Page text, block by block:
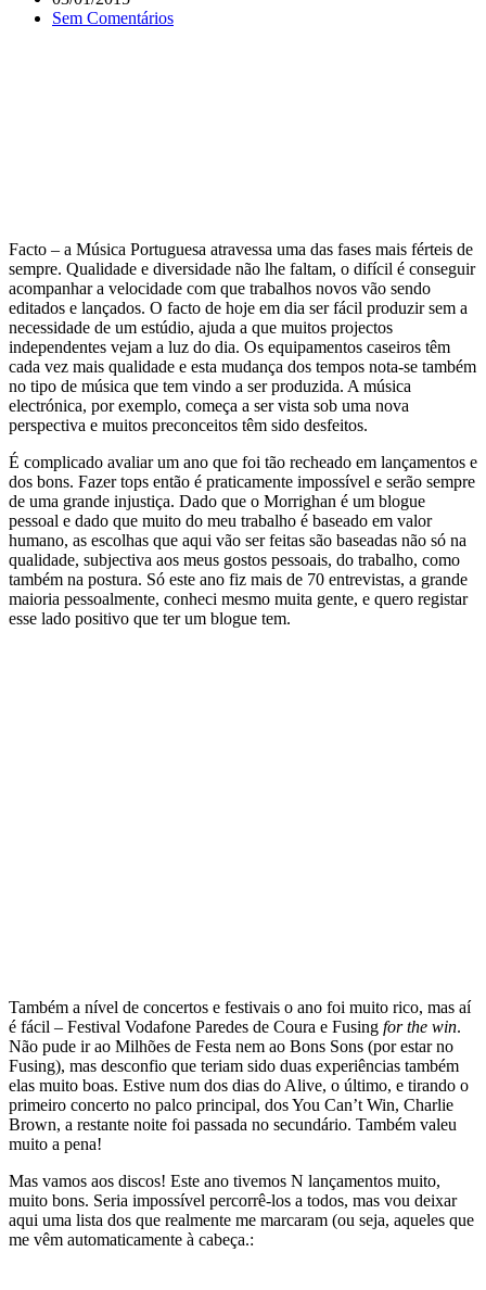
Sem Comentários
Facto – a Música Portuguesa atravessa uma das fases mais férteis de
sempre. Qualidade e diversidade não lhe faltam, o difícil é conseguir
acompanhar a velocidade com que trabalhos novos vão sendo
editados e lançados. O facto de hoje em dia ser fácil produzir sem a
necessidade de um estúdio, ajuda a que muitos projectos
independentes vejam a luz do dia. Os equipamentos caseiros têm
cada vez mais qualidade e esta mudança dos tempos nota-se também
no tipo de música que tem vindo a ser produzida. A música
electrónica, por exemplo, começa a ser vista sob uma nova
perspectiva e muitos preconceitos têm sido desfeitos.
É complicado avaliar um ano que foi tão recheado em lançamentos e
dos bons. Fazer tops então é praticamente impossível e serão sempre
de uma grande injustiça. Dado que o Morrighan é um blogue
pessoal e dado que muito do meu trabalho é baseado em valor
humano, as escolhas que aqui vão ser feitas são baseadas não só na
qualidade, subjectiva aos meus gostos pessoais, do trabalho, como
também na postura. Só este ano fiz mais de 70 entrevistas, a grande
maioria pessoalmente, conheci mesmo muita gente, e quero registar
esse lado positivo que ter um blogue tem.
Também a nível de concertos e festivais o ano foi muito rico, mas aí
é fácil – Festival Vodafone Paredes de Coura e Fusing for the win.
Não pude ir ao Milhões de Festa nem ao Bons Sons (por estar no
Fusing), mas desconfio que teriam sido duas experiências também
elas muito boas. Estive num dos dias do Alive, o último, e tirando o
primeiro concerto no palco principal, dos You Can’t Win, Charlie
Brown, a restante noite foi passada no secundário. Também valeu
muito a pena!
Mas vamos aos discos! Este ano tivemos N lançamentos muito,
muito bons. Seria impossível percorrê-los a todos, mas vou deixar
aqui uma lista dos que realmente me marcaram (ou seja, aqueles que
me vêm automaticamente à cabeça.: